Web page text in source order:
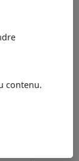
contenu.